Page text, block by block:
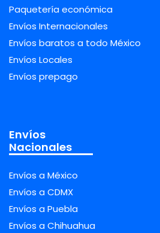
Paquetería económica
Envíos Internacionales
Envíos baratos a todo México
Envíos Locales
Envíos prepago
Envíos
Nacionales
Envíos a México
Envíos a CDMX
Envíos a Puebla
Envíos a Chihuahua